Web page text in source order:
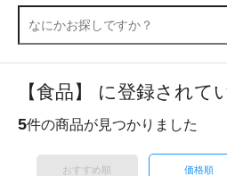
【食品】 に登録されて
5件の商品が見つかりました
おすすめ順 価格順